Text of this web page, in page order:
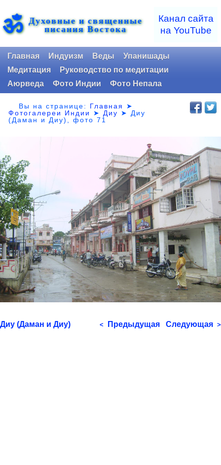
ॐ Духовные и священные
писания Востока
Канал сайта
на YouTube
Главная Индуизм Веды
Упанишады
Медитация
Руководство по медитации
Аюрведа
Фото Индии Фото Непала
Вы на странице: Главная
➤
Фотогалереи Индии
➤ Диу ➤ Диу
(Даман и Диу), фото 71
Диу (Даман и Диу) < Предыдущая Следующая >